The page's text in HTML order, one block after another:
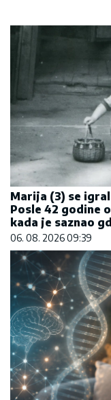
Marija (3) se
Posle 42 godine
kada je saznao
06. 08. 2026 09:39